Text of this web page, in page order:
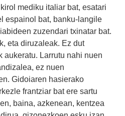
mediku italiar bat, esatari
espainol bat, banku-langile
zuzendari txinatar bat.
eta diruzaleak. Ez dut
aukeratu. Larrutu nahi nuen
ez nuen
Gidoiaren hasierako
frantziar bat ere sartu
baina, azkenean, kentzea